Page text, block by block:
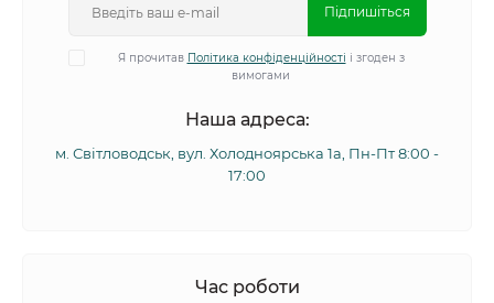
Підпишіться
Я прочитав Політика конфіденційності і згоден з
вимогами
Наша адреса:
м. Світловодськ, вул. Холодноярська 1а, Пн-Пт 8:00 -
17:00
Час роботи